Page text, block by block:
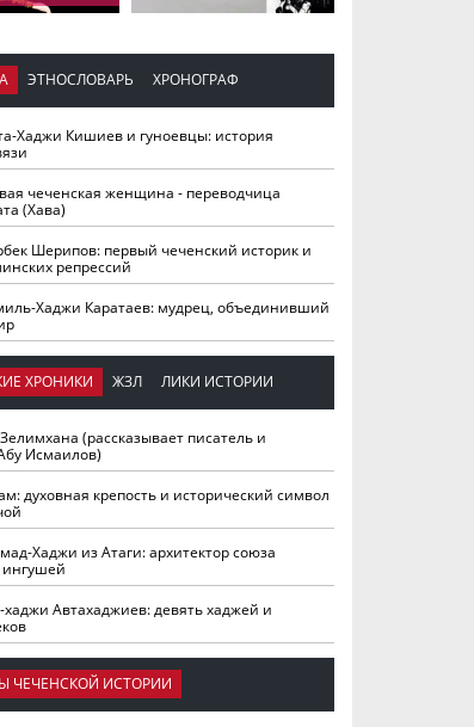
ЭТНОСЛОВАРЬ ХРОНОГРАФ
Хаджи Кишиев и гуноевцы: история
чеченская женщина - переводчица
(Хава)
Шерипов: первый чеченский историк и
репрессий
Хаджи Каратаев: мудрец, объединивший
ХРОНИКИ ЖЗЛ ЛИКИ ИСТОРИИ
(рассказывает писатель и
Исмаилов)
духовная крепость и исторический символ
Хаджи из Атаги: архитектор союза
Автахаджиев: девять хаджей и
ЧЕЧЕНСКОЙ ИСТОРИИ